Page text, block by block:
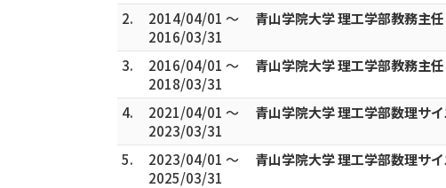
2.
2014/04/01 ～
2016/03/31
青山学院大学 理工学部教務主任
3.
2016/04/01 ～
2018/03/31
青山学院大学 理工学部教務主任
4.
2021/04/01 ～
2023/03/31
青山学院大学 理工学部数理サ
5.
2023/04/01 ～
2025/03/31
青山学院大学 理工学部数理サ